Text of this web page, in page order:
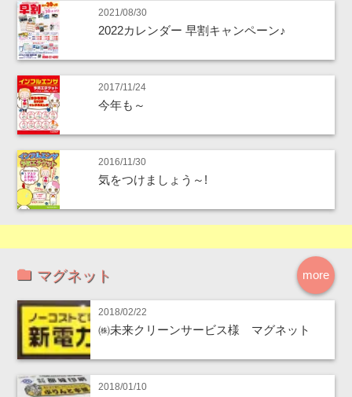
2021/08/30
2022カレンダー 早割キャンペーン♪
2017/11/24
今年も～
2016/11/30
気をつけましょう～!
more
マグネット
2018/02/22
㈱未来クリーンサービス様 マグネット
2018/01/10